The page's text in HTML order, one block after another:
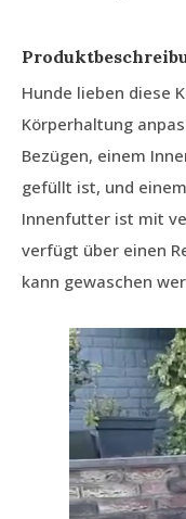
Hunde lieben diese
Körperhaltung
Bezügen, einem
gefüllt ist, und
Innenfutter ist mit
verfügt über einen
kann gewaschen